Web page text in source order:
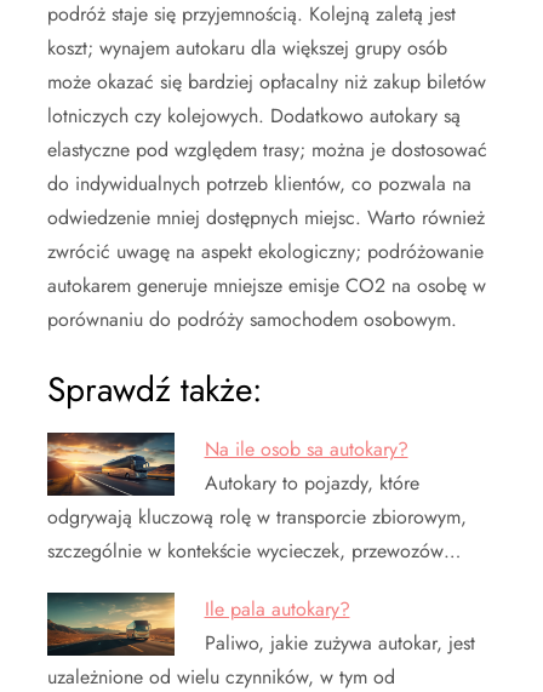
podróż staje się przyjemnością. Kolejną zaletą jest
koszt; wynajem autokaru dla większej grupy osób
może okazać się bardziej opłacalny niż zakup biletów
lotniczych czy kolejowych. Dodatkowo autokary są
elastyczne pod względem trasy; można je dostosować
do indywidualnych potrzeb klientów, co pozwala na
odwiedzenie mniej dostępnych miejsc. Warto również
zwrócić uwagę na aspekt ekologiczny; podróżowanie
autokarem generuje mniejsze emisje CO2 na osobę w
porównaniu do podróży samochodem osobowym.
Sprawdź także:
Na ile osob sa autokary?
Autokary to pojazdy, które
odgrywają kluczową rolę w transporcie zbiorowym,
szczególnie w kontekście wycieczek, przewozów…
Ile pala autokary?
Paliwo, jakie zużywa autokar, jest
uzależnione od wielu czynników, w tym od